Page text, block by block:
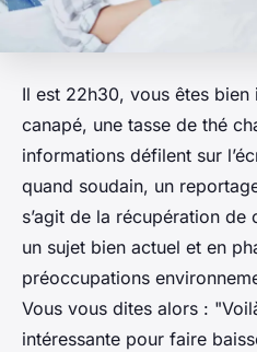
Il est 22h30, vous êtes bien
canapé, une tasse de thé
informations défilent sur
quand soudain, un
s’agit de la récupération de
un sujet bien actuel et en
préoccupations
Vous vous dites alors :
intéressante pour faire